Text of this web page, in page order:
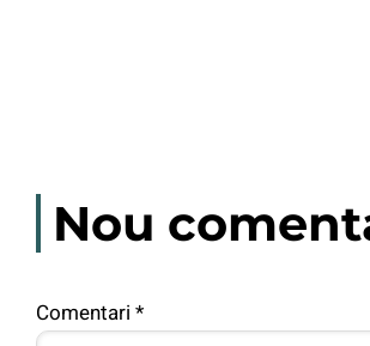
Nou
Comentari *